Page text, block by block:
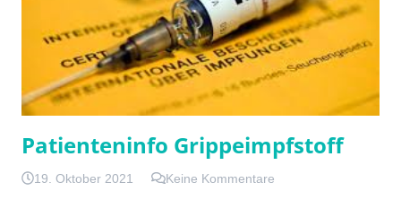
Patienteninfo Grippeimpfstoff
19. Oktober 2021 Keine Kommentare